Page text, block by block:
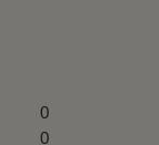
0
0